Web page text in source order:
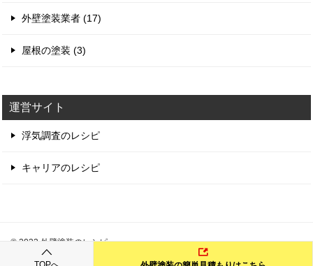
外壁塗装業者 (17)
屋根の塗装 (3)
運営サイト
浮気調査のレシピ
キャリアのレシピ
© 2022 外壁塗装のレシピ